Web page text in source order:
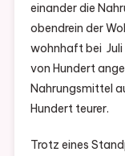
einander die
obendrein der
wohnhaft bei Juli
von Hundert
Nahrungsmittel
Hundert teurer.
Trotz eines